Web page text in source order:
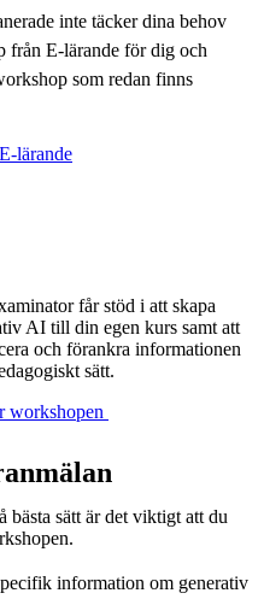
inte täcker dina behov
från E-lärande för dig och
som redan finns
lärande
får stöd i att skapa
AI till din egen kurs samt att
och förankra informationen
sätt.
bästa sätt är det viktigt att du
information om generativ